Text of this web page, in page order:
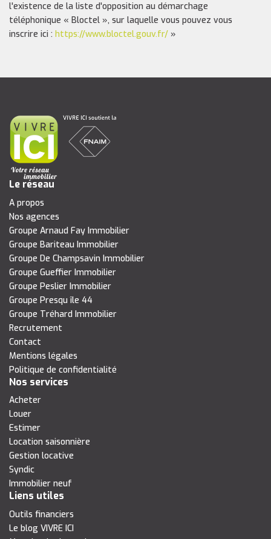
l'existence de la liste d'opposition au démarchage
téléphonique « Bloctel », sur laquelle vous pouvez vous
inscrire ici : https://www.bloctel.gouv.fr/ »
Le réseau
A propos
Nos agences
Groupe Arnaud Fay Immobilier
Groupe Bariteau Immobilier
Groupe De Champsavin Immobilier
Groupe Gueffier Immobilier
Groupe Peslier Immobilier
Groupe Presqu île 44
Groupe Tréhard Immobilier
Recrutement
Contact
Mentions légales
Politique de confidentialité
Nos services
Acheter
Louer
Estimer
Location saisonnière
Gestion locative
Syndic
Immobilier neuf
Liens utiles
Outils financiers
Le blog VIVRE ICI